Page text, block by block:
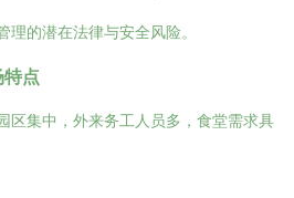
的潜在法律与安全风险。
点
区集中，外来务工人员多，食堂需求具